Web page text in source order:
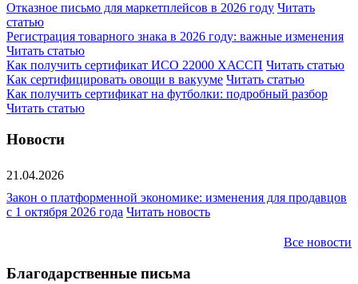
Отказное письмо для маркетплейсов в 2026 году Читать
статью
Регистрация товарного знака в 2026 году: важные изменения
Читать статью
Как получить сертификат ИСО 22000 ХАССП Читать статью
Как сертифицировать овощи в вакууме Читать статью
Как получить сертификат на футболки: подробный разбор
Читать статью
Новости
21.04.2026
Закон о платформенной экономике: изменения для продавцов
с 1 октября 2026 года Читать новость
Все новости
Благодарственные письма